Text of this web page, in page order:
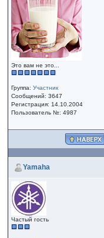
Это вам не это...
Группа:Участник
Сообщений: 3647
Регистрация: 14.10.2004
Пользователь №: 4987
Yamaha
Частый гость